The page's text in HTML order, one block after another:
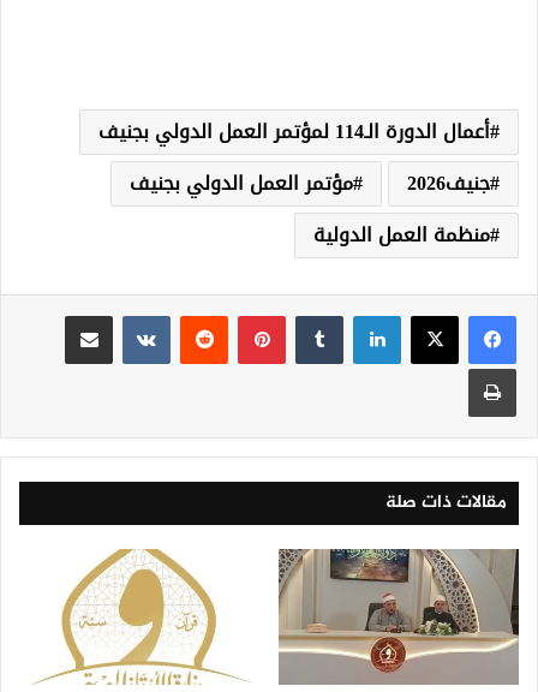
أعمال الدورة الـ114 لمؤتمر العمل الدولي بجنيف
جنيف2026
مؤتمر العمل الدولي بجنيف
منظمة العمل الدولية
لينكدإن بينتيريست
مقالات ذات صلة